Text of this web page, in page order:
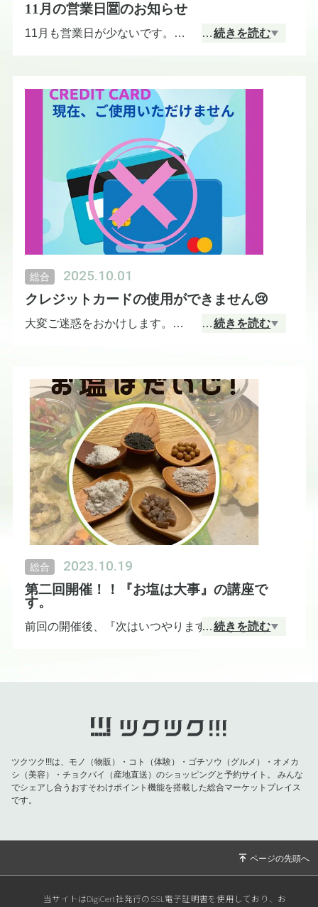
11月の営業日🈺のお知らせ
11月も営業日が少ないです。
きます。
都合と合いましたら、ぜひこちらにご連絡ください
https://lin.ee/fy7S7EI
…続きを読む
総合 2025.10.01
クレジットカードの使用ができません😢
大変ご迷惑をおかけします。
皆様には、大変ご迷惑をおかけいたしますが、【現
地払い】でのチケット購入と、現金のみのお支払い
方法お願いしております。
ご了承願います🙇‍♀️
…続きを読む
総合 2023.10.19
第二回開催！！『お塩は大事』の講座で
す。
前回の開催後、『次はいつやりますか？』とご要望
お塩で健康管理するって言っても、お塩を控えるこ
間違った知識は、なんの役にも立たないなぁ〜と感
お塩だけで体調を整えることができますよ！
講師：中谷一十三（一十三Labo)
ウェブチケットからお申し込みください。
…続きを読む
ツクツク!!!は、モノ（物販）・コト（体験）・ゴチソウ（グルメ）・オメカ
シ（美容）・チョクバイ（産地直送）のショッピングと予約サイト。
みんな
でシェアし合うおすそわけポイント機能を搭載した総合マーケットプレイス
です。
当サイトはDigiCert社発行のSSL電子証明書を使用しており、お